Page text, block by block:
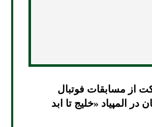
از مسابقات فوتبال
در المپیاد «خلیج تا ابد